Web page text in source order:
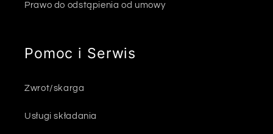
Prawo do odstąpienia od umowy
Pomoc i Serwis
Zwrot/skarga
Usługi składania